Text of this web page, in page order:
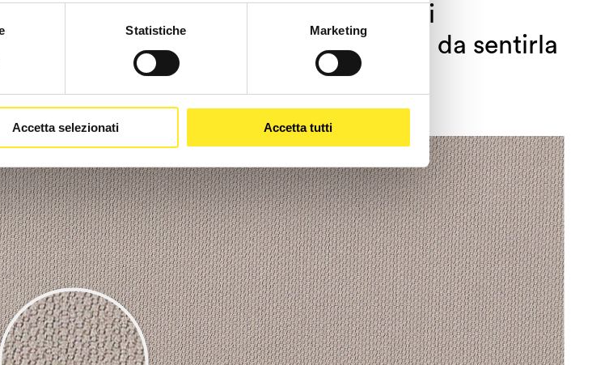
Statistiche Marketing
Accetta selezionati Accetta tutti
e, al tempo stesso, si può scegliere di
avvicinandoci così tanto alla trama da sentirla
mani.